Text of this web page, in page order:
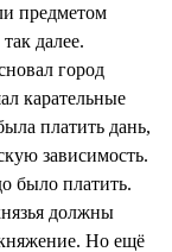
предметом
далее.
город
карательные
платить дань,
зависимость.
было платить.
должны
Но ещё